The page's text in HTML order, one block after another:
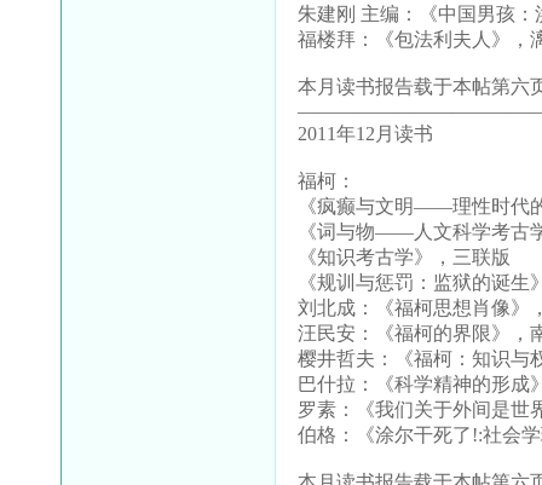
朱建刚 主编：《中国男孩
福楼拜：《包法利夫人》，
本月读书报告载于本帖第六
2011年12月读书
福柯：
《疯癫与文明——理性时代
《词与物——人文科学考古
《知识考古学》，三联版
《规训与惩罚：监狱的诞生
刘北成：《福柯思想肖像》
汪民安：《福柯的界限》，
樱井哲夫：《福柯：知识与
巴什拉：《科学精神的形成
罗素：《我们关于外间是世
伯格：《涂尔干死了!:社会